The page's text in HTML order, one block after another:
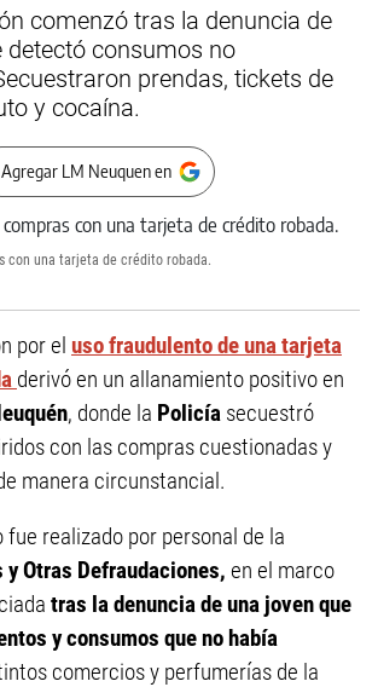
comenzó tras la denuncia de
detectó consumos no
prendas, tickets de
y cocaína.
Agregar LM Neuquen en
con una tarjeta de crédito robada.
por el uso fraudulento de una tarjeta
derivó en un allanamiento positivo en
, donde la Policía secuestró
con las compras cuestionadas y
manera circunstancial.
fue realizado por personal de la
Otras Defraudaciones, en el marco
tras la denuncia de una joven que
y consumos que no había
comercios y perfumerías de la